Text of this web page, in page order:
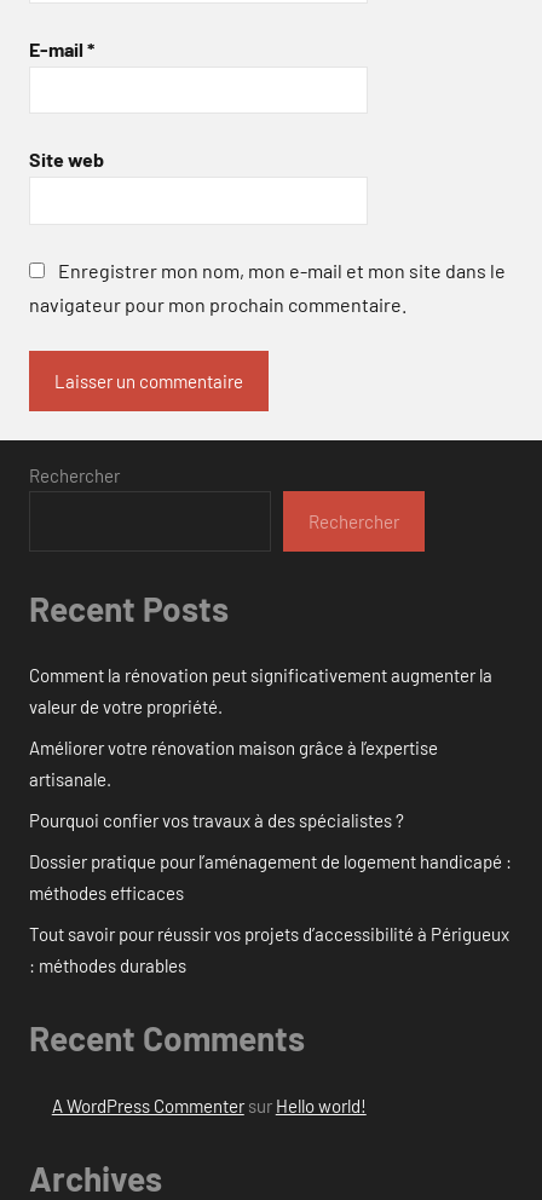
E-mail *
Site web
Enregistrer mon nom, mon e-mail et mon site dans le
navigateur pour mon prochain commentaire.
Rechercher
Rechercher
Recent Posts
Comment la rénovation peut significativement augmenter la
valeur de votre propriété.
Améliorer votre rénovation maison grâce à l’expertise
artisanale.
Pourquoi confier vos travaux à des spécialistes ?
Dossier pratique pour l’aménagement de logement handicapé :
méthodes efficaces
Tout savoir pour réussir vos projets d’accessibilité à Périgueux
: méthodes durables
Recent Comments
A WordPress Commentersur Hello world!
Archives